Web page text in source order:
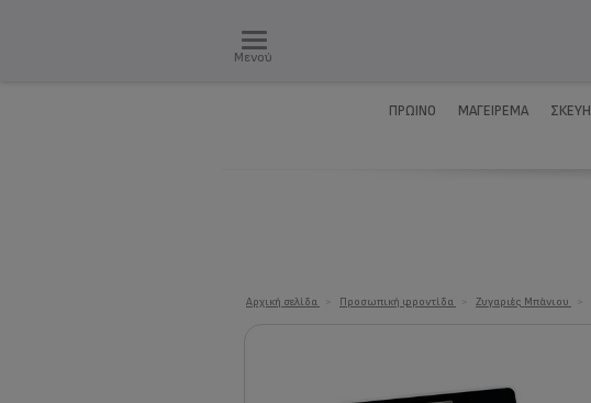
Μενού
ΠΡΩΙΝΌ ΜΑΓΕΊΡΕΜΑ ΣΚΕΎΗ
Αρχική σελίδα Προσωπική φροντίδα Ζυγαριές Μπάνιου